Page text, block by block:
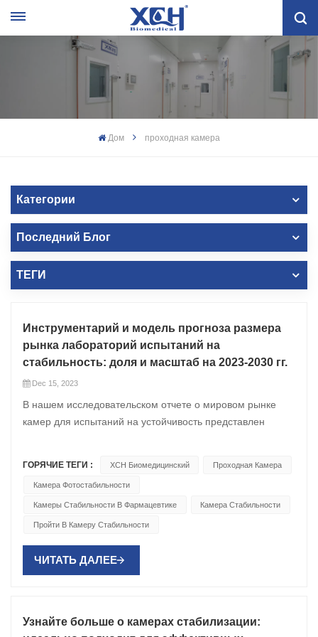
Дом проходная камера
Категории
Последний Блог
ТЕГИ
Инструментарий и модель прогноза размера
рынка лабораторий испытаний на
стабильность: доля и масштаб на 2023-2030 гг.
Dec 15, 2023
В нашем исследовательском отчете о мировом рынке
камер для испытаний на устойчивость представлен
роста. Он также предоставляет полный обзор ключевых
игроков отрасли, а также их доли рынка, финансовые
профили и стратегии роста. Кроме того, в отчете также
рассматриваются текущие тенденции, события и
подробный анализ конкурентной среды, чтобы дать
читателям полное представление о динамике рыночной
роста. Наконец, в отчете также анализируются
ГОРЯЧИЕ ТЕГИ : XCH Биомедицинский Проходная Камера
Камера Фотостабильности
Камеры Стабильности В Фармацевтике Камера Стабильности
Пройти В Камеру Стабильности
ЧИТАТЬ ДАЛЕЕ
Узнайте больше о камерах стабилизации: